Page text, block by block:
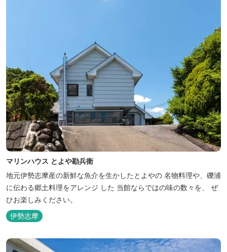
マリンハウス とよや勘兵衛
地元伊勢志摩産の新鮮な魚介を生かしたとよやの 名物料理や、礫浦
に伝わる郷土料理をアレンジ した 当館ならではの味の数々を、 ぜ
ひお楽しみください。
伊勢志摩